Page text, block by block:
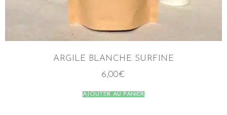
ARGILE BLANCHE SURFINE
6,00€
AJOUTER AU PANIER